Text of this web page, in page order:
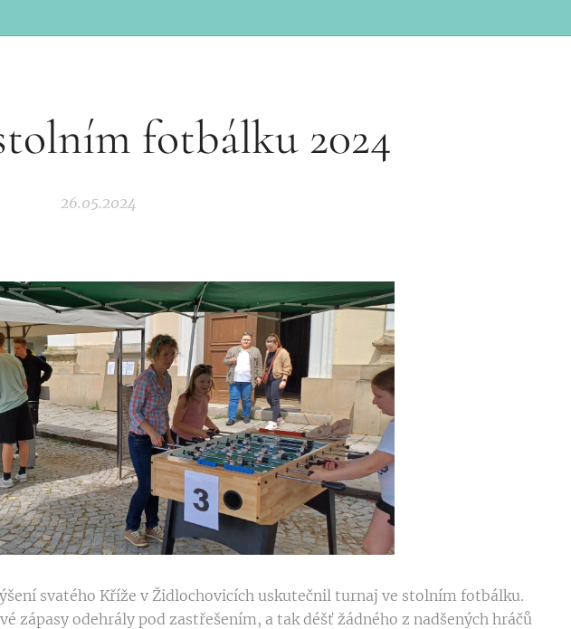
fotbálku 2024
26.05.2024
svatého Kříže v Židlochovicích uskutečnil turnaj ve stolním fotbálku.
zápasy odehrály pod zastřešením, a tak déšť žádného z nadšených hráčů